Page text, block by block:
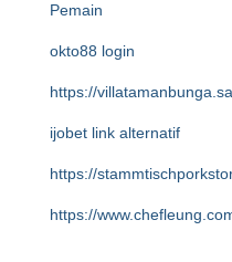
Pemain
okto88 login
https://
ijobet link alternatif
https://
https://